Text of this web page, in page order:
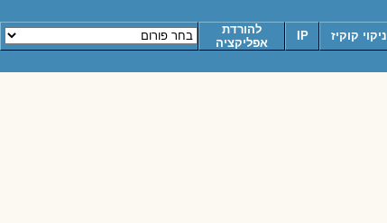
ניקוי קוקיז IP
להורדת
אפליקציה